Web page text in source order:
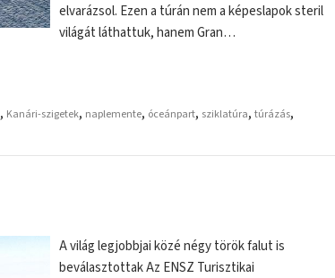
elvarázsol. Ezen a túrán nem a képeslapok steril
világát láthattuk, hanem Gran…
, Kanári-szigetek, naplemente, óceánpart, sziklatúra, túrázás,
A világ legjobbjai közé négy török falut is
beválasztottak Az ENSZ Turisztikai